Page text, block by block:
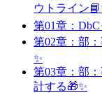
ウトライン
第01章：
第02章：部
✨
第03章：部：
計する🎁✨